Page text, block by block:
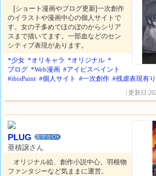
[ショート漫画やブログ更新]一次創作
のイラストや漫画中心の個人サイトで
す。女の子多めでほのぼのからシリア
スまで描いてます。一部血などのセン
シティブ表現があります。
*少女 *オリキャラ *オリジナル *
ブログ *Web漫画 #アイビスペイント
#ibisPaint #個人サイト #一次創作 #残虐表現有り
| 更新日
PLUG スマホOK
亜積譲さん
オリジナル絵、創作小説中心。羽根物
ファンタジーなど気ままに運営。